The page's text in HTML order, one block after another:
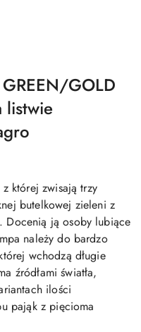
GREEN/GOLD
listwie
której zwisają trzy
butelkowej zieleni z
Docenią ją osoby lubiące
należy do bardzo
wchodzą długie
źródłami światła,
ilości
pająk z pięcioma